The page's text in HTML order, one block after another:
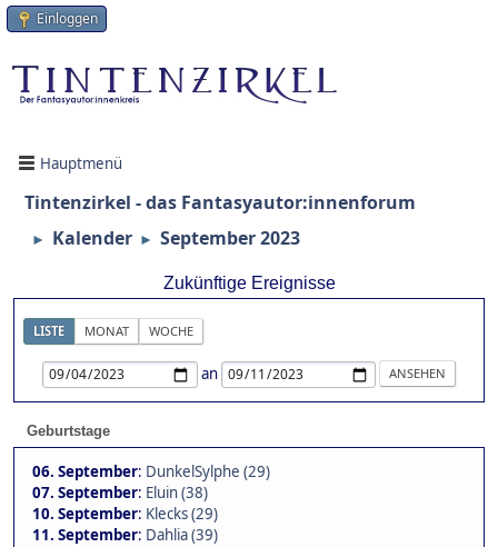
Einloggen
Hauptmenü
Tintenzirkel - das Fantasyautor:innenforum
► Kalender ► September 2023
Zukünftige Ereignisse
LISTE MONAT WOCHE
an
Geburtstage
06. September: DunkelSylphe (29)
07. September: Eluin (38)
10. September: Klecks (29)
11. September: Dahlia (39)